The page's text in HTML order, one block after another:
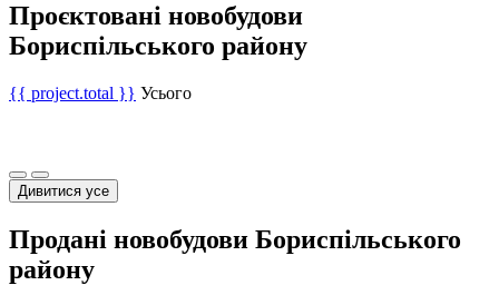
Проєктовані новобудови
Бориспільського району
{{ project.total }} Усього
Дивитися усе
Продані новобудови Бориспільського
району